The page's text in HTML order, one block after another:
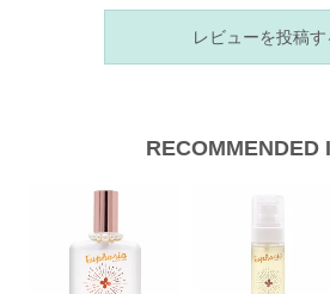
レビューを投稿す
RECOMMENDED